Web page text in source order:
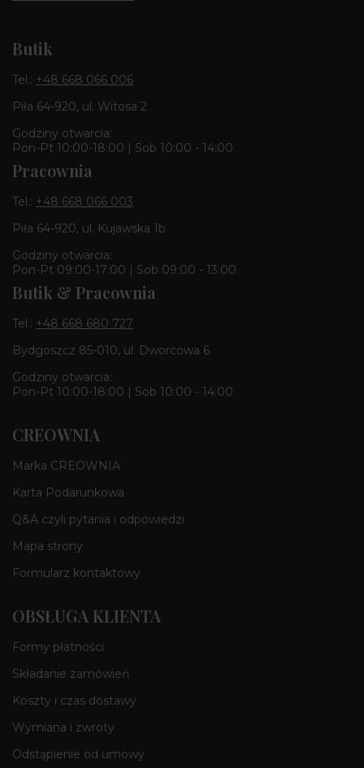
Butik
Tel.: +48 668 066 006
Piła 64-920, ul. Witosa 2
Godziny otwarcia:
Pon-Pt 10:00-18:00 | Sob 10:00 - 14:00
Pracownia
Tel.: +48 668 066 003
Piła 64-920, ul. Kujawska 1b
Godziny otwarcia:
Pon-Pt 09:00-17:00 | Sob 09:00 - 13:00
Butik & Pracownia
Tel.: +48 668 680 727
Bydgoszcz 85-010, ul. Dworcowa 6
Godziny otwarcia:
Pon-Pt 10:00-18:00 | Sob 10:00 - 14:00
CREOWNIA
Marka CREOWNIA
Karta Podarunkowa
Q&A czyli pytania i odpowiedzi
Mapa strony
Formularz kontaktowy
OBSŁUGA KLIENTA
Formy płatności
Składanie zamówień
Koszty i czas dostawy
Wymiana i zwroty
Odstąpienie od umowy